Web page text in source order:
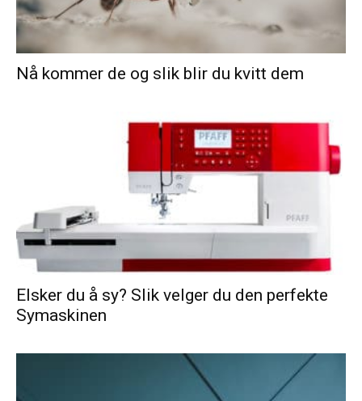
Nå kommer de og slik blir du kvitt dem
Elsker du å sy? Slik velger du den perfekte
Symaskinen